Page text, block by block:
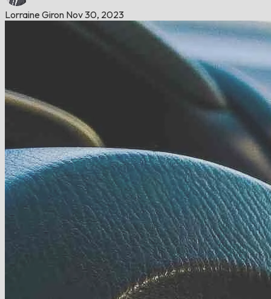
Lorraine Giron Nov 30, 2023